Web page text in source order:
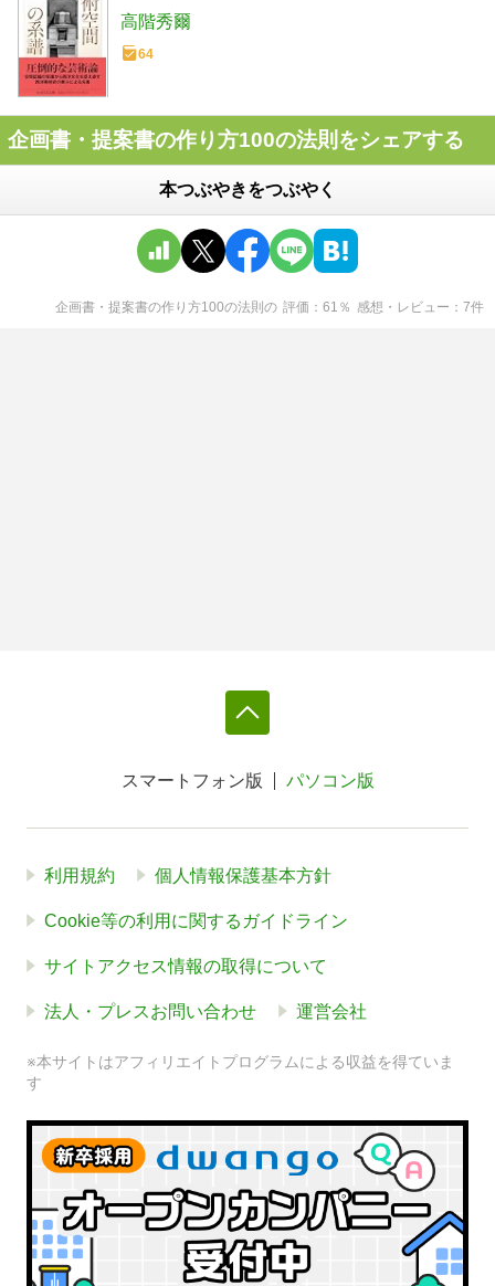
高階秀爾
64
企画書・提案書の作り方100の法則をシェアする
本つぶやきをつぶやく
企画書・提案書の作り方100の法則の 評価 61 ％ 感想・レビュー 7件
スマートフォン版 パソコン版
利用規約 個人情報保護基本方針
Cookie等の利用に関するガイドライン
サイトアクセス情報の取得について
法人・プレスお問い合わせ 運営会社
※本サイトはアフィリエイトプログラムによる収益を得ていま
す